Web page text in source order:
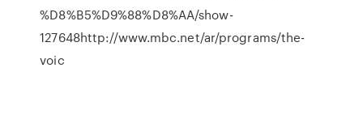
%D8%B5%D9%88%D8%AA/show-
127648http://www.mbc.net/ar/programs/the-
voic